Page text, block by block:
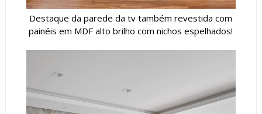
Destaque da parede da tv também revestida com
painéis em MDF alto brilho com nichos espelhados!